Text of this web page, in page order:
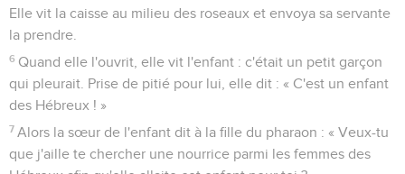
Elle vit la caisse au milieu des roseaux et envoya sa servante
la prendre.
6 Quand elle l'ouvrit, elle vit l'enfant : c'était un petit garçon
qui pleurait. Prise de pitié pour lui, elle dit : « C'est un enfant
des Hébreux ! »
7 Alors la sœur de l'enfant dit à la fille du pharaon : « Veux-tu
que j'aille te chercher une nourrice parmi les femmes des